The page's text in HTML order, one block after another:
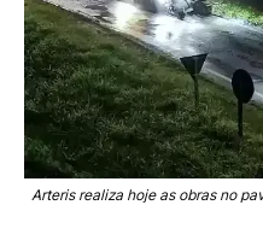
Arteris realiza hoje as obras no